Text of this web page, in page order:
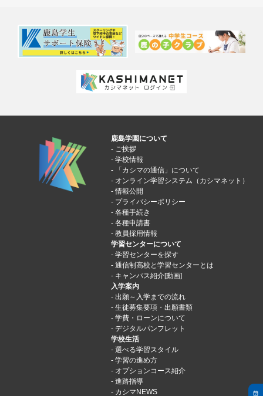
鹿島学園について
ご挨拶
学校情報
「カシマの通信」について
オンライン学習システム（カシマネット）
情報公開
プライバシーポリシー
各種手続き
各種申請書
教員採用情報
学習センターについて
学習センターを探す
通信制高校と学習センターとは
キャンパス紹介[動画]
入学案内
出願～入学までの流れ
生徒募集要項・出願書類
学費・ローンについて
デジタルパンフレット
学校生活
選べる学習スタイル
学習の進め方
オプションコース紹介
進路指導
カシマNEWS